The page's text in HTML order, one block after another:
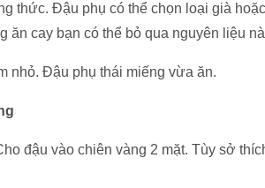
thức. Đậu phụ có thể chọn loại già
ăn cay bạn có thể bỏ qua nguyên liệu
nhỏ. Đậu phụ thái miếng vừa ăn.
đậu vào chiên vàng 2 mặt. Tùy sở